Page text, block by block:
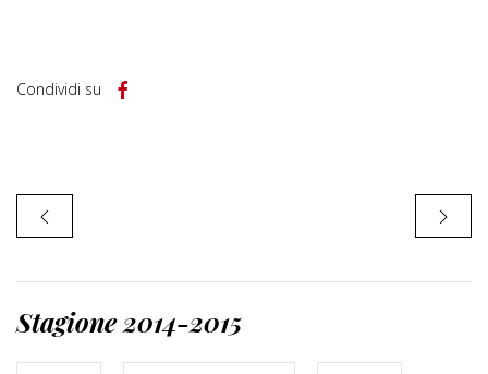
Condividi su
Stagione 2014-2015